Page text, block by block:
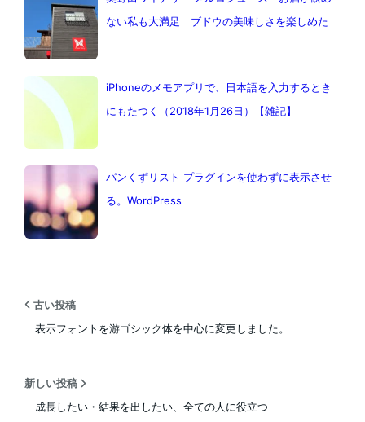
ない私も大満足 ブドウの美味しさを楽しめた
iPhoneのメモアプリで、日本語を入力するとき
にもたつく（2018年1月26日）【雑記】
パンくずリスト プラグインを使わずに表示させ
る。WordPress
古い投稿
表示フォントを游ゴシック体を中心に変更しました。
新しい投稿
成長したい・結果を出したい、全ての人に役立つ